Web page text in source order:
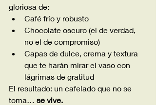
gloriosa de:
Café frío y robusto
Chocolate oscuro (el de verdad,
no el de compromiso)
Capas de dulce, crema y textura
que te harán mirar el vaso con
lágrimas de gratitud
El resultado: un cafelado que no se
toma… se vive.